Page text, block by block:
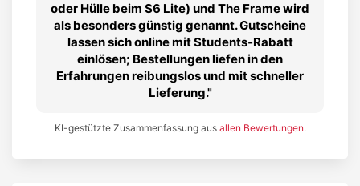
oder Hülle beim S6 Lite) und The Frame wird
als besonders günstig genannt. Gutscheine
lassen sich online mit Students‑Rabatt
einlösen; Bestellungen liefen in den
Erfahrungen reibungslos und mit schneller
Lieferung.
KI-gestützte Zusammenfassung aus allen Bewertungen.